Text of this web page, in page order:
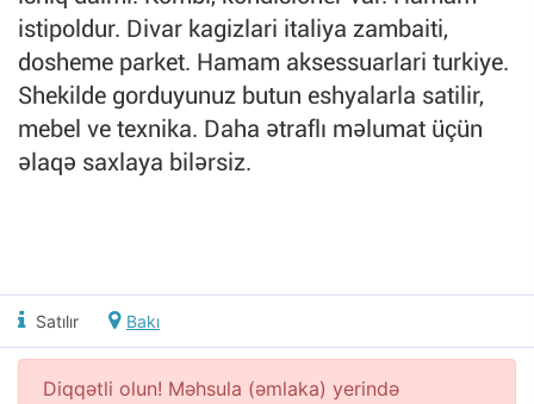
istipoldur. Divar kagizlari italiya zambaiti,
dosheme parket. Hamam aksessuarlari turkiye.
Shekilde gorduyunuz butun eshyalarla satilir,
mebel ve texnika. Daha ətraflı məlumat üçün
əlaqə saxlaya bilərsiz.
Satılır Bakı
Diqqətli olun! Məhsula (əmlaka) yerində